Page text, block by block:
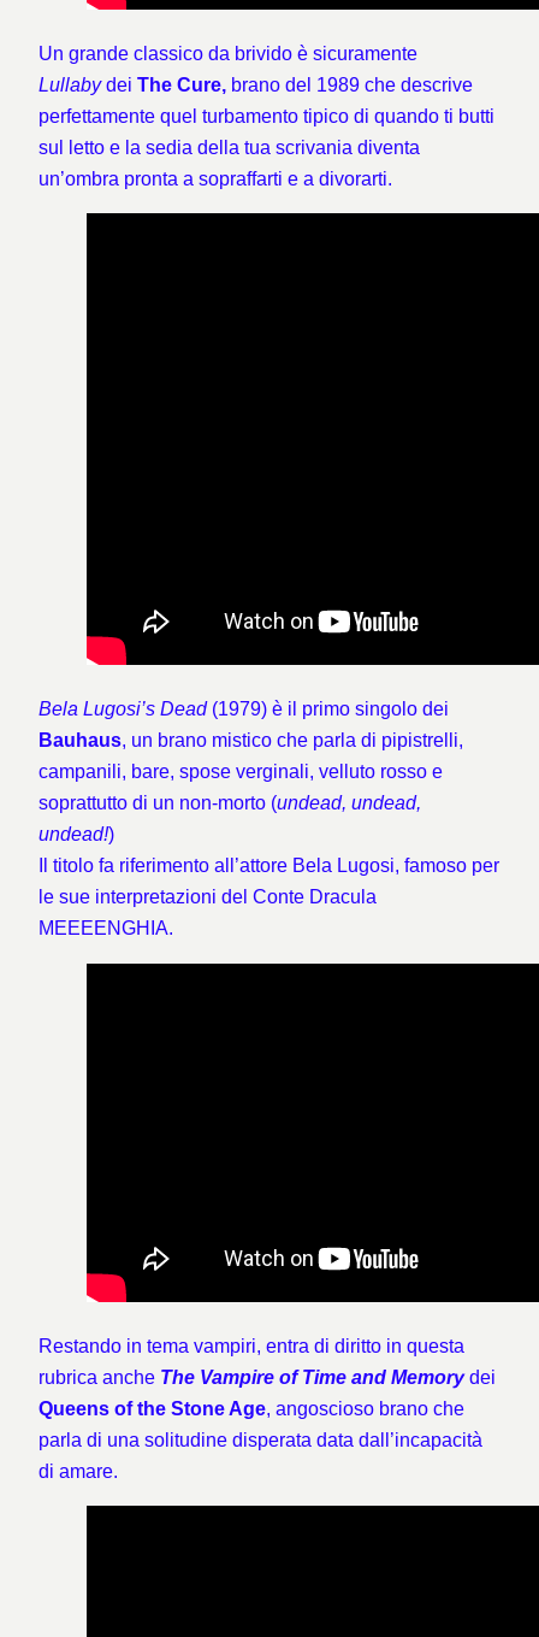
Un grande classico da brivido è sicuramente
Lullabydei The Cure, brano del 1989 che descrive
perfettamente quel turbamento tipico di quando ti butti
sul letto e la sedia della tua scrivania diventa
un’ombra pronta a sopraffarti e a divorarti.
Bela Lugosi’s Dead(1979) è il primo singolo dei
Bauhaus, un brano mistico che parla di pipistrelli,
campanili, bare, spose verginali, velluto rosso e
soprattutto di un non-morto (undead, undead,
undead!)
Il titolo fa riferimento all’attore Bela Lugosi, famoso per
le sue interpretazioni del Conte Dracula
MEEEENGHIA.
Restando in tema vampiri, entra di diritto in questa
rubrica anche The Vampire of Time and Memory dei
Queens of the Stone Age, angoscioso brano che
parla di una solitudine disperata data dall’incapacità
di amare.